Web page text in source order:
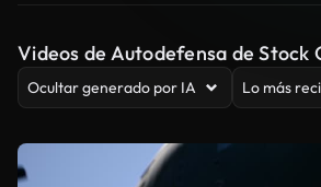
Videos de Autodefensa de Stock
Ocultar generado por IA Lo más